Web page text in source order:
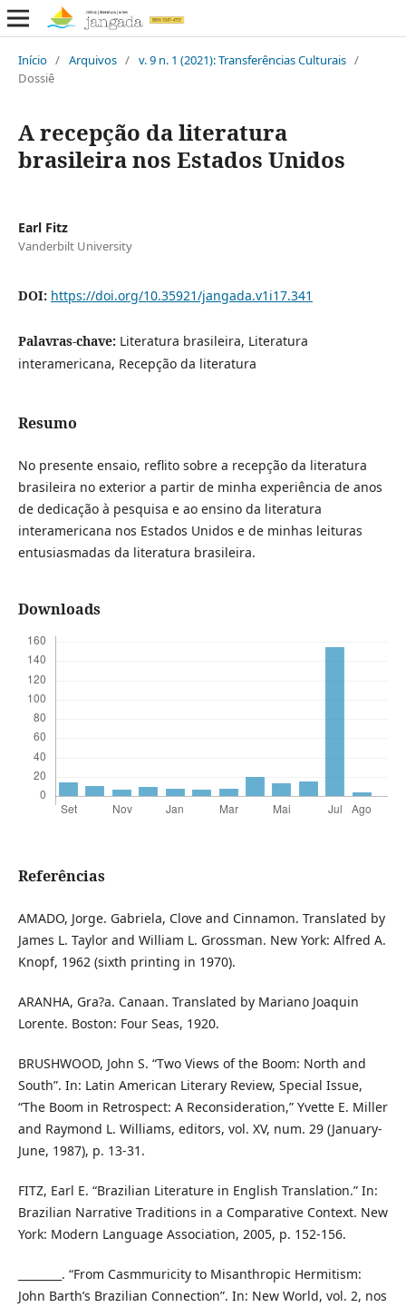
Início / Arquivos / v. 9 n. 1 (2021): Transferências Culturais /
Dossiê
A recepção da literatura
brasileira nos Estados Unidos
Earl Fitz
Vanderbilt University
DOI: https://doi.org/10.35921/jangada.v1i17.341
Palavras-chave: Literatura brasileira, Literatura
interamericana, Recepção da literatura
Resumo
No presente ensaio, reflito sobre a recepção da literatura
brasileira no exterior a partir de minha experiência de anos
de dedicação à pesquisa e ao ensino da literatura
interamericana nos Estados Unidos e de minhas leituras
entusiasmadas da literatura brasileira.
Downloads
Referências
AMADO, Jorge. Gabriela, Clove and Cinnamon. Translated by
James L. Taylor and William L. Grossman. New York: Alfred A.
Knopf, 1962 (sixth printing in 1970).
ARANHA, Gra?a. Canaan. Translated by Mariano Joaquin
Lorente. Boston: Four Seas, 1920.
BRUSHWOOD, John S. “Two Views of the Boom: North and
South”. In: Latin American Literary Review, Special Issue,
“The Boom in Retrospect: A Reconsideration,” Yvette E. Miller
and Raymond L. Williams, editors, vol. XV, num. 29 (January-
June, 1987), p. 13-31.
FITZ, Earl E. “Brazilian Literature in English Translation.” In:
Brazilian Narrative Traditions in a Comparative Context. New
York: Modern Language Association, 2005, p. 152-156.
________. “From Casmmuricity to Misanthropic Hermitism:
John Barth’s Brazilian Connection”. In: New World, vol. 2, nos